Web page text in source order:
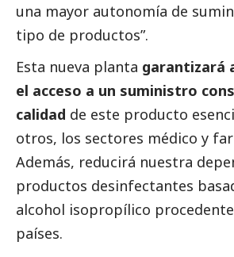
una mayor autonomía de
tipo de productos”.
Esta nueva planta garantizará
el acceso a un suministro
calidad de este producto
otros, los sectores médico y
Además, reducirá nuestra
productos desinfectantes
alcohol isopropílico
países.